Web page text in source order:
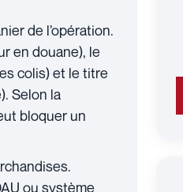
de l’opération.
en douane), le
colis) et le titre
Selon la
bloquer un
ou système